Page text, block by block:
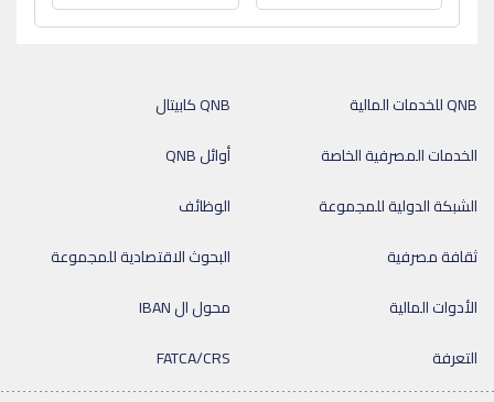
QNB كابيتال
QNB للخدمات المالية
أوائل QNB
الخدمات المصرفية الخاصة
الوظائف
الشبكة الدولية للمجموعة
البحوث الاقتصادية للمجموعة
ثقافة مصرفية
محول ال IBAN
الأدوات المالية
FATCA/CRS
التعرفة